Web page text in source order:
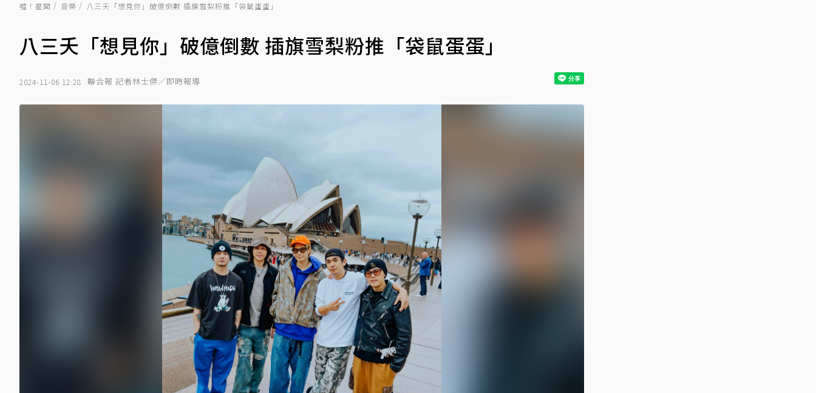
噓！星聞 音樂 八三夭「想見你」破億倒數 插旗雪梨粉推「袋鼠蛋蛋」
八三夭「想見你」破億倒數 插旗雪梨粉推「袋鼠蛋蛋」
2024-11-06 12:28 聯合報 記者林士傑／即時報導